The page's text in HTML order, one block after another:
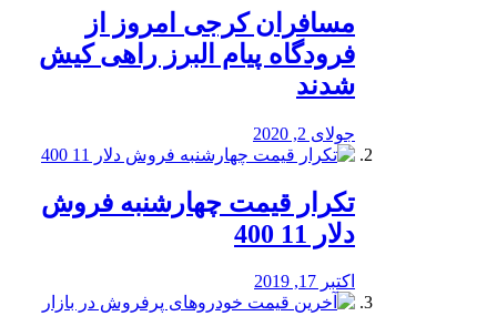
مسافران کرجی امروز از
فرودگاه پیام البرز راهی کیش
شدند
جولای 2, 2020
تکرار قیمت چهارشنبه فروش
دلار 11 400
اکتبر 17, 2019